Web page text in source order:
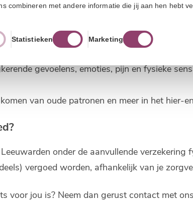
combineren met andere informatie die jij aan hen hebt
Statistieken Marketing
moeilijke situaties om te gaan
gevoelens, emoties, pijn en fysieke
van oude patronen en meer in het hier-
onder de aanvullende
vergoed worden, afhankelijk van je
voor jou is? Neem dan gerust contact met